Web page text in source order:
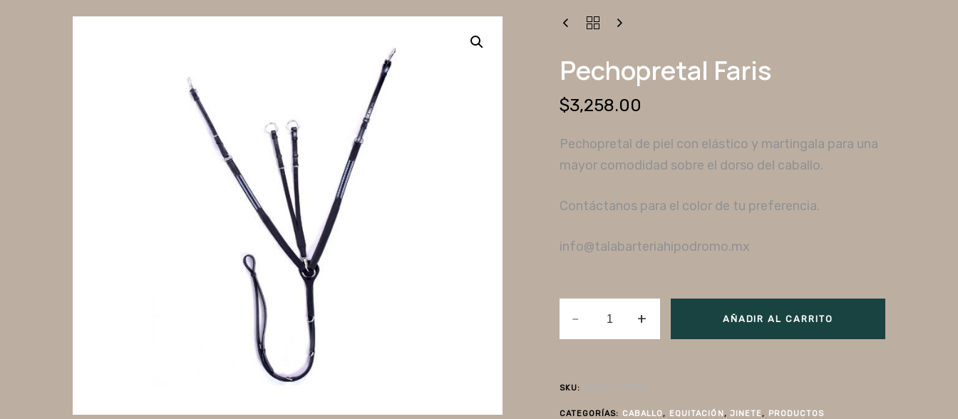
Pechopretal Faris
$3,258.00
Pechopretal de piel con elástico y martingala para una
mayor comodidad sobre el dorso del caballo.
Contáctanos para el color de tu preferencia.
info@talabarteriahipodromo.mx
PECHOPRETAL
AÑADIR AL CARRITO
SKU:
CATEGORÍAS: CABALLO, EQUITACIÓN, JINETE, PRODUCTOS